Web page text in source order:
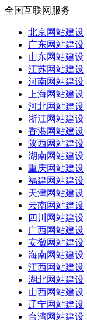
全国互联网服务
北京网站建设
广东网站建设
山东网站建设
江苏网站建设
河南网站建设
上海网站建设
河北网站建设
浙江网站建设
香港网站建设
陕西网站建设
湖南网站建设
重庆网站建设
福建网站建设
天津网站建设
云南网站建设
四川网站建设
广西网站建设
安徽网站建设
海南网站建设
江西网站建设
湖北网站建设
山西网站建设
辽宁网站建设
台湾网站建设